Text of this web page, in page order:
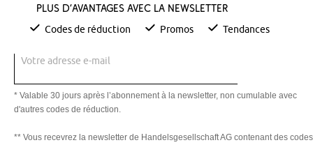
Plus d’avantages avec la newsletter
Codes de réduction Promos Tendances
Votre adresse e-mail
* Valable 30 jours après l’abonnement à la newsletter, non cumulable avec
d'autres codes de réduction.
** Vous recevrez la newsletter de Handelsgesellschaft AG contenant des codes